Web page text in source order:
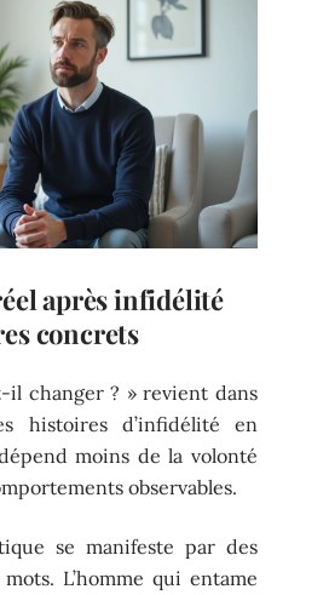
après infidélité
concrets
il changer ? » revient dans
histoires d’infidélité en
moins de la volonté
observables.
se manifeste par des
L’homme qui entame